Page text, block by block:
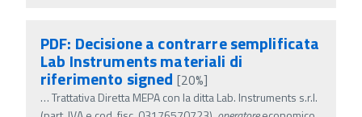
PDF: Decisione a contrarre semplificata
Lab Instruments materiali di
riferimento signed [20%]
…Trattativa Diretta MEPA con la ditta Lab. Instruments s.r.l.